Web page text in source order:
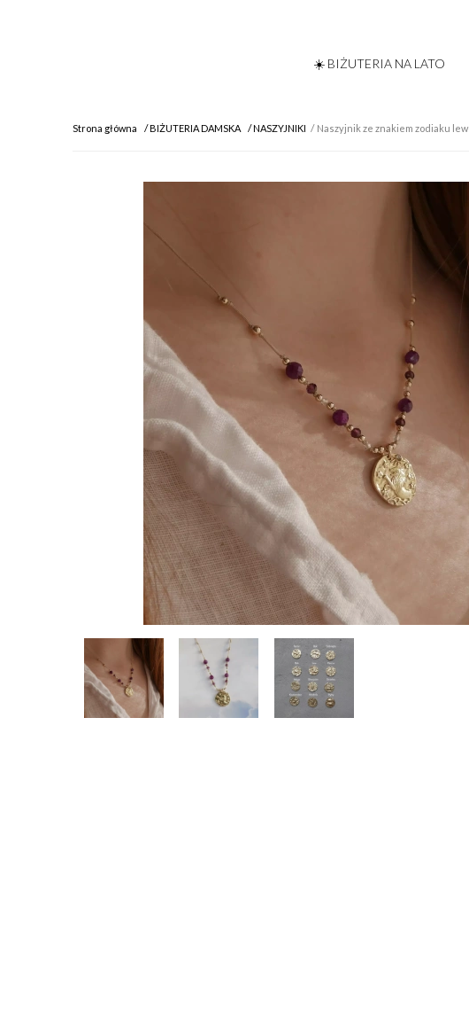
☀️ BIŻUTERIA NA LATO
Strona główna BIŻUTERIA DAMSKA NASZYJNIKI Naszyjnik ze znakiem zodiaku lew